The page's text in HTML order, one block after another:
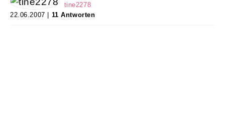
tine2278
22.06.2007 | 11 Antworten